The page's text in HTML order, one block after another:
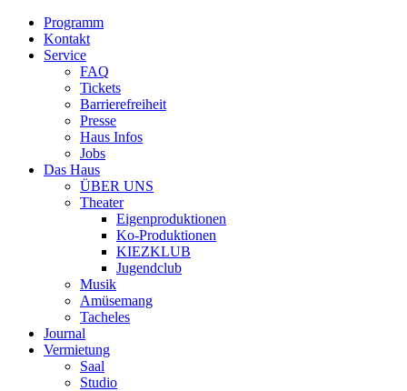
Programm
Kontakt
Service
FAQ
Tickets
Barrierefreiheit
Presse
Haus Infos
Jobs
Das Haus
ÜBER UNS
Theater
Eigenproduktionen
Ko-Produktionen
KIEZKLUB
Jugendclub
Musik
Amüsemang
Tacheles
Journal
Vermietung
Saal
Studio